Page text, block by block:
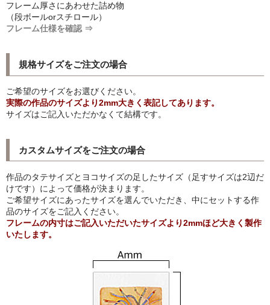
エンゾ・マーリ【Enzo Mari】
ダネーゼ【DANESE MILANO】
フォトアートポスター
アンディ・ウォーホル
Folon
猫・ねこ・ネコ
額装品
額装品一覧
アンリ・マティス額装
カッズミイダ×手塚治虫額装
スペイン製アートポスター額装
フレーム厚さにあわせた詰め物
（段ボールorスチロール）
フレーム仕様を確認 ⇒
規格サイズをご注文の場合
ご希望のサイズをお選びください。
実際の作品のサイズより2mm大きく表記してあります。
サイズはご記入いただかなくて結構です。
カスタムサイズをご注文の場合
作品のタテサイズとヨコサイズの足したサイズ（足すサイズは2辺だ
けです）によって価格が決まります。
ご希望サイズにあったサイズを選んでいただき、中にセットする作
品のサイズをご記入ください。
フレームの内寸はご記入いただいたサイズより2mmほど大きく製作
いたします。